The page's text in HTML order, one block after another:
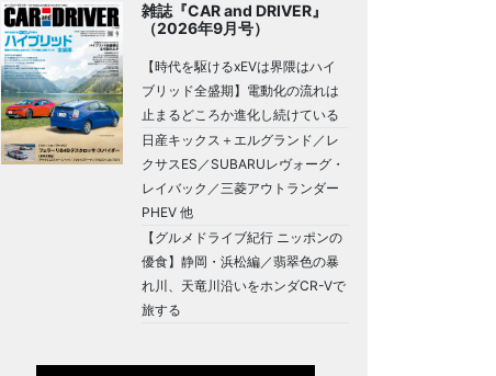
雑誌『CAR and DRIVER』
（2026年9月号）
【時代を駆けるxEVは界隈はハイ
ブリッド全盛期】電動化の流れは
止まるどころか進化し続けている
日産キックス＋エルグランド／レ
クサスES／SUBARUレヴォーグ・
レイバック／三菱アウトランダー
PHEV 他
【グルメドライブ紀行 ニッポンの
優食】静岡・浜松編／翡翠色の暴
れ川、天竜川沿いをホンダCR-Vで
旅する